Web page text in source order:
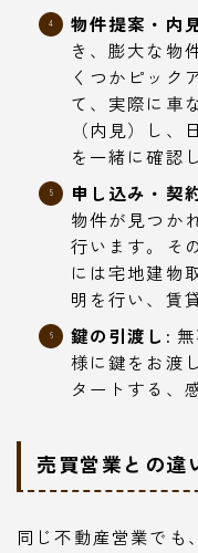
物件提案・内
き、膨大な物
くつかピック
て、実際に車
（内見）し
を一緒に確認
申し込み・契
物件が見つか
行います。そ
には宅地建物
明を行い、賃
鍵の引渡し:
様に鍵をお渡
タートする、
売買営業との違
同じ不動産営業でも